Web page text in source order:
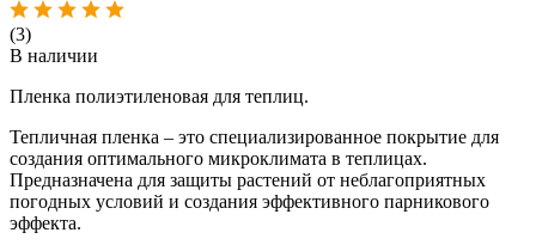
(3)
В наличии
Пленка полиэтиленовая для теплиц.
Тепличная пленка – это специализированное покрытие для
создания оптимального микроклимата в теплицах.
Предназначена для защиты растений от неблагоприятных
погодных условий и создания эффективного парникового
эффекта.